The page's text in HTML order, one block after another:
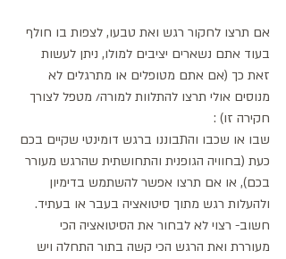
אם תרצו לחקור רגש ואת טבעו, לצפות בו חולף
בעוד אתם נשארים יציבים למולו, ניתן לעשות
זאת כך (אם אתם מטופלים או מתרגלים לא
מנוסים אולי תרצו להתלוות למורה/ מטפל לצורך
חקירה זו) :
שבו או שכבו והתבוננו ברגש דומינטי שקיים בכם
כעת (בחוויה הגופנית והתחושתית שהרגש מעורר
בכם), או אם תרצו אפשר להשתמש בדימיון
ולהעלות רגש מתוך סיטואציה בעבר או בעתיד.
חשוב- רצוי לא לבחור את הסיטואציה הכי
מעוררת ואת הרגש הכי קשה בתור התחלה ויש